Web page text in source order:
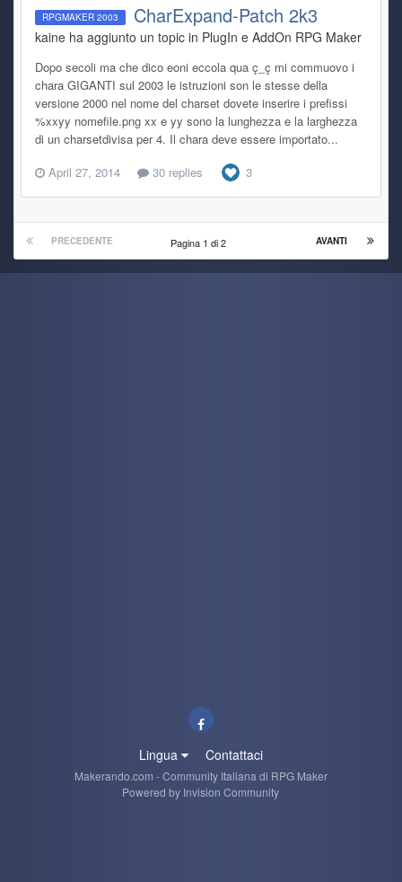
RPGMAKER 2003 CharExpand-Patch 2k3
kaine ha aggiunto un topic in PlugIn e AddOn RPG Maker
Dopo secoli ma che dico eoni eccola qua ç_ç mi commuovo i
chara GIGANTI sul 2003 le istruzioni son le stesse della
versione 2000 nel nome del charset dovete inserire i prefissi
%xxyy nomefile.png xx e yy sono la lunghezza e la larghezza
di un charsetdivisa per 4. Il chara deve essere importato...
April 27, 2014
30 replies 3
PRECEDENTE AVANTI
Pagina 1 di 2
Lingua Contattaci
Makerando.com - Community Italiana di RPG Maker
Powered by Invision Community